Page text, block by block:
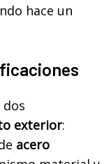
hace un
exterior:
acero